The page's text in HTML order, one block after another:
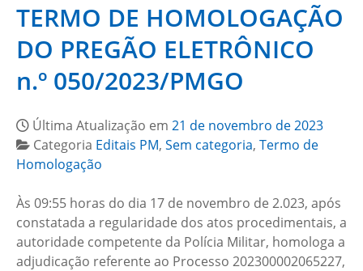
TERMO DE HOMOLOGAÇÃO
DO PREGÃO ELETRÔNICO
n.º 050/2023/PMGO
Última Atualização em 21 de novembro de 2023
Categoria Editais PM, Sem categoria, Termo de
Homologação
Às 09:55 horas do dia 17 de novembro de 2.023, após
constatada a regularidade dos atos procedimentais, a
autoridade competente da Polícia Militar, homologa a
adjudicação referente ao Processo 202300002065227,